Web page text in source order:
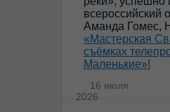
всероссийский
Аманда Гомес,
«Мастерская
съёмках
Маленькие»!
16 июля
2026